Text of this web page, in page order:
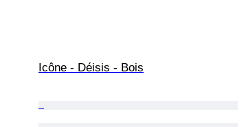
Icône - Déisis - Bois